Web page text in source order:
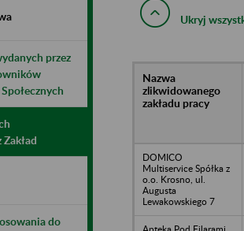
przez
do
Ukryj
Nazwa
zlikwidowanego
zakładu pracy
DOMICO
Multiservice Spółka z
o.o. Krosno, ul.
Augusta
Lewakowskiego 7